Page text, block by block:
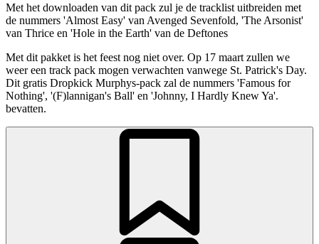
Met het downloaden van dit pack zul je de tracklist uitbreiden met
de nummers 'Almost Easy' van Avenged Sevenfold, 'The Arsonist'
van Thrice en 'Hole in the Earth' van de Deftones
Met dit pakket is het feest nog niet over. Op 17 maart zullen we
weer een track pack mogen verwachten vanwege St. Patrick's Day.
Dit gratis Dropkick Murphys-pack zal de nummers 'Famous for
Nothing', '(F)lannigan's Ball' en 'Johnny, I Hardly Knew Ya'.
bevatten.